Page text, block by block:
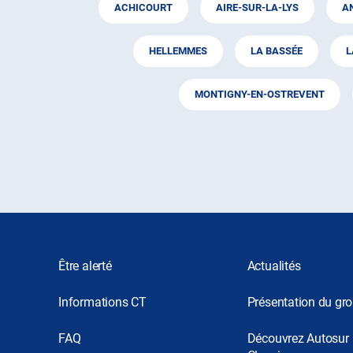
ACHICOURT AIRE-SUR-LA-LYS
HELLEMMES LA BASSÉE
MONTIGNY-EN-OSTREVENT
Être alerté
Informations CT
FAQ
Actualités
Présentation du
Découvrez Autosur